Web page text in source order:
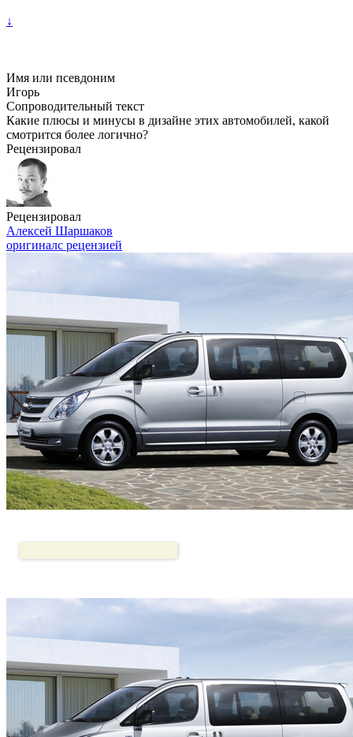
↓
Имя или псевдоним
Игорь
Сопроводительный текст
Какие плюсы и минусы в дизайне этих автомобилей, какой
смотрится более логично?
Рецензировал
Рецензировал
Алексей Шаршаков
оригиналс рецензией